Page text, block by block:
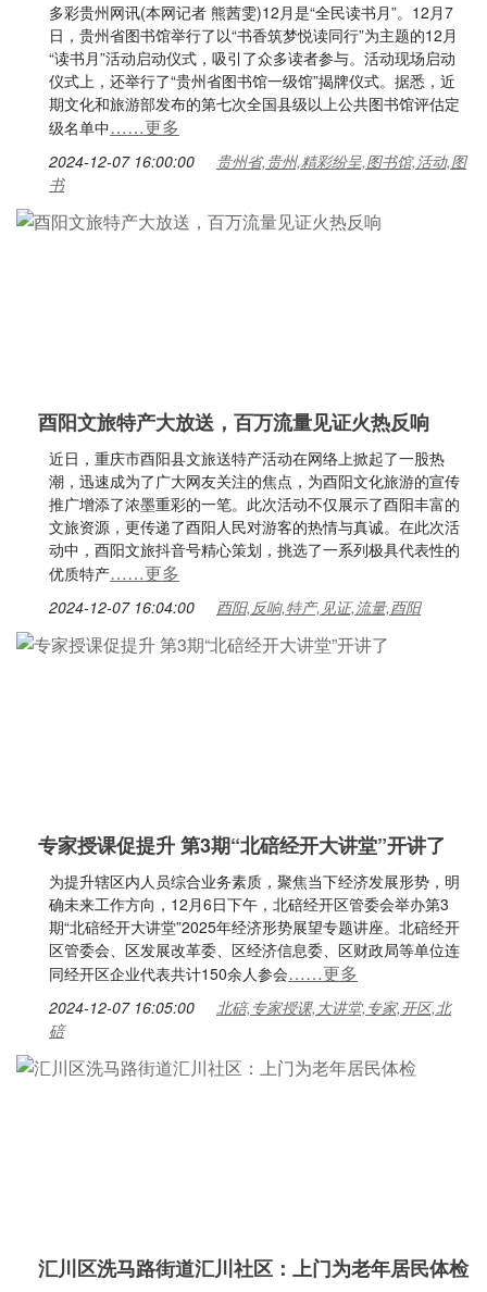
多彩贵州网讯(本网记者 熊茜雯)12月是“全民读书月”。12月7
日，贵州省图书馆举行了以“书香筑梦悦读同行”为主题的12月
“读书月”活动启动仪式，吸引了众多读者参与。活动现场启动
仪式上，还举行了“贵州省图书馆一级馆”揭牌仪式。据悉，近
期文化和旅游部发布的第七次全国县级以上公共图书馆评估定
级名单中……更多
2024-12-07 16:00:00
贵州省,贵州,精彩纷呈,图书馆,活动,图
书
酉阳文旅特产大放送，百万流量见证火热反响
近日，重庆市酉阳县文旅送特产活动在网络上掀起了一股热
潮，迅速成为了广大网友关注的焦点，为酉阳文化旅游的宣传
推广增添了浓墨重彩的一笔。此次活动不仅展示了酉阳丰富的
文旅资源，更传递了酉阳人民对游客的热情与真诚。在此次活
动中，酉阳文旅抖音号精心策划，挑选了一系列极具代表性的
优质特产……更多
2024-12-07 16:04:00 酉阳,反响,特产,见证,流量,酉阳
专家授课促提升 第3期“北碚经开大讲堂”开讲了
为提升辖区内人员综合业务素质，聚焦当下经济发展形势，明
确未来工作方向，12月6日下午，北碚经开区管委会举办第3
期“北碚经开大讲堂”2025年经济形势展望专题讲座。北碚经开
区管委会、区发展改革委、区经济信息委、区财政局等单位连
同经开区企业代表共计150余人参会……更多
2024-12-07 16:05:00
北碚,专家授课,大讲堂,专家,开区,北
碚
汇川区洗马路街道汇川社区：上门为老年居民体检